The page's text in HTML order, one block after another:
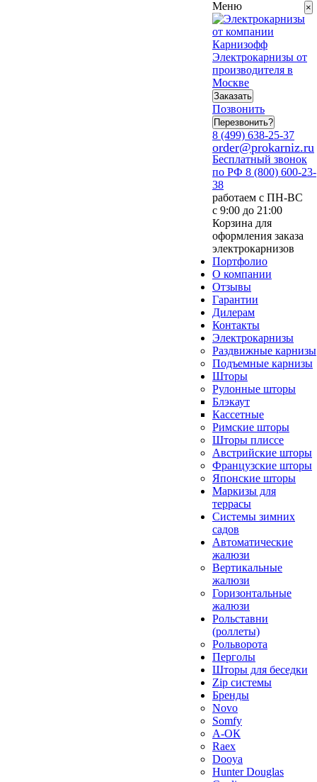
Меню
Электрокарнизы от
производителя в
Москве
Заказать
Позвонить
Перезвонить?
8 (499) 638-25-37
order@prokarniz.ru
Бесплатный звонок
по РФ 8 (800) 600-23-
38
работаем с ПН-ВС
с 9:00 до 21:00
Корзина для
оформления заказа
электрокарнизов
Портфолио
О компании
Отзывы
Гарантии
Дилерам
Контакты
Электрокарнизы
Раздвижные карнизы
Подъемные карнизы
Шторы
Рулонные шторы
Блэкаут
Кассетные
Римские шторы
Шторы плиссе
Австрийские шторы
Французские шторы
Японские шторы
Маркизы для
террасы
Системы зимних
садов
Автоматические
жалюзи
Вертикальные
жалюзи
Горизонтальные
жалюзи
Рольставни
(роллеты)
Рольворота
Перголы
Шторы для беседки
Zip системы
Бренды
Novo
Somfy
А-ОК
Raex
Dooya
Hunter Douglas
×